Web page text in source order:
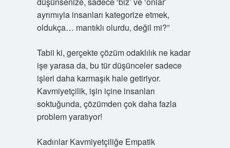
ayrımıyla insanları kategorize etmek,
oldukça… mantıklı olurdu, değil mi?”
Tabii ki, gerçekte çözüm odaklılık ne kadar
işe yarasa da, bu tür düşünceler sadece
işleri daha karmaşık hale getiriyor.
Kavmiyetçilik, işin içine insanları
soktuğunda, çözümden çok daha fazla
problem yaratıyor!
Kadınlar Kavmiyetçiliğe Empatik